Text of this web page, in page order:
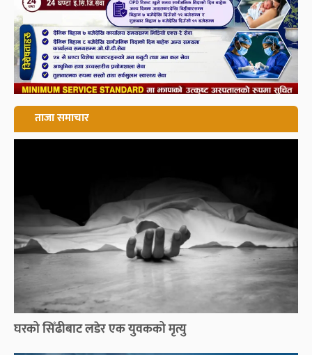
ताजा समाचार
घरको सिँढीबाट लडेर एक युवकको मृत्यु